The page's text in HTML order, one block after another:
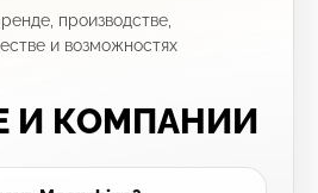
производстве,
и возможностях
И КОМПАНИИ